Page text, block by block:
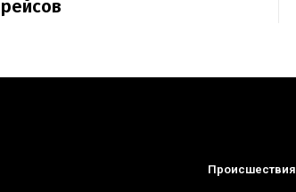
рейсов
Происшествия